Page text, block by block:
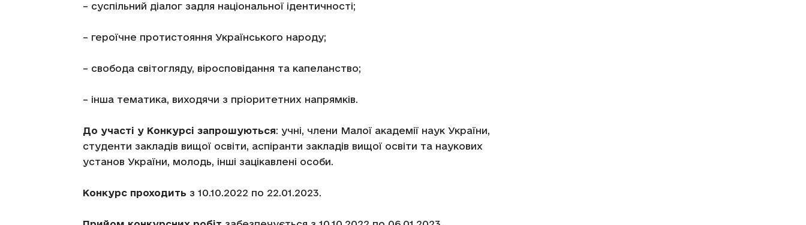
– суспільний діалог задля національної ідентичності;
– героїчне протистояння Українського народу;
– свобода світогляду, віросповідання та капеланство;
– інша тематика, виходячи з пріоритетних напрямків.
До участі у Конкурсі запрошуються: учні, члени Малої академії наук України,
студенти закладів вищої освіти, аспіранти закладів вищої освіти та наукових
установ України, молодь, інші зацікавлені особи.
Конкурс проходить з 10.10.2022 по 22.01.2023.